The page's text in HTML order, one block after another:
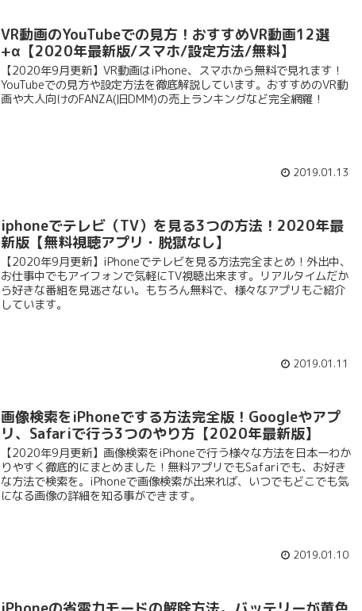
VR動画のYouTubeでの見方！おすすめVR動画12選
+α【2020年最新版/スマホ/設定方法/無料】
【2020年9月更新】VR動画はiPhone、スマホから無料で見れます！
YouTubeでの見方や設定方法を徹底解説しています。おすすめのVR動
画や大人向けのFANZA(旧DMM)の売上ランキングなど完全網羅！
2019.01.13
iphoneでテレビ（TV）を見る3つの方法！2020年最
新版【無料視聴アプリ・脱獄なし】
【2020年9月更新】iPhoneでテレビを見る方法完全まとめ！外出中、
お仕事中でもアイフォンで気軽にTV視聴出来ます。リアルタイムだか
ら好きな番組を見逃さない。もちろん無料で、様々なアプリもご紹介
しています。
2019.01.11
画像検索をiPhoneでする方法完全版！Googleやアプ
リ、Safariで行う3つのやり方【2020年最新版】
【2020年9月更新】画像検索をiPhoneで行う様々な方法を日本一わか
りやすく徹底的にまとめました！無料アプリでもSafariでも、お好き
な方法で検索を。iPhoneで画像検索が出来れば、いつでもどこでも気
になる画像の詳細を知る事ができます。
2019.01.10